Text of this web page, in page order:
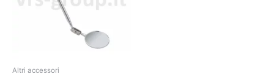
Altri accessori